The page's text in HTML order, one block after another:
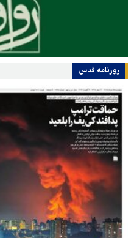
روزنامه قدس